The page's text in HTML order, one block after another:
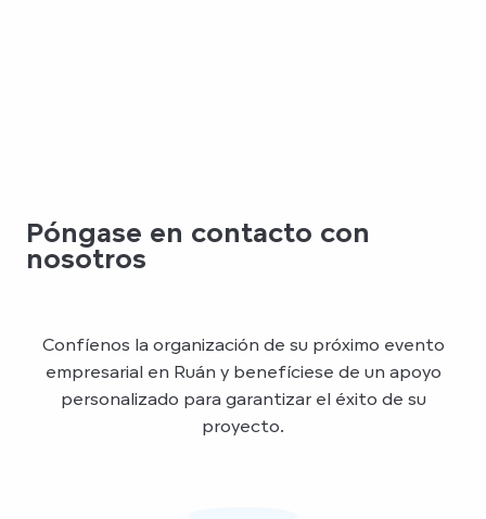
Póngase en contacto con
nosotros
Confíenos la organización de su próximo evento
empresarial en Ruán y benefíciese de un apoyo
personalizado para garantizar el éxito de su
proyecto.